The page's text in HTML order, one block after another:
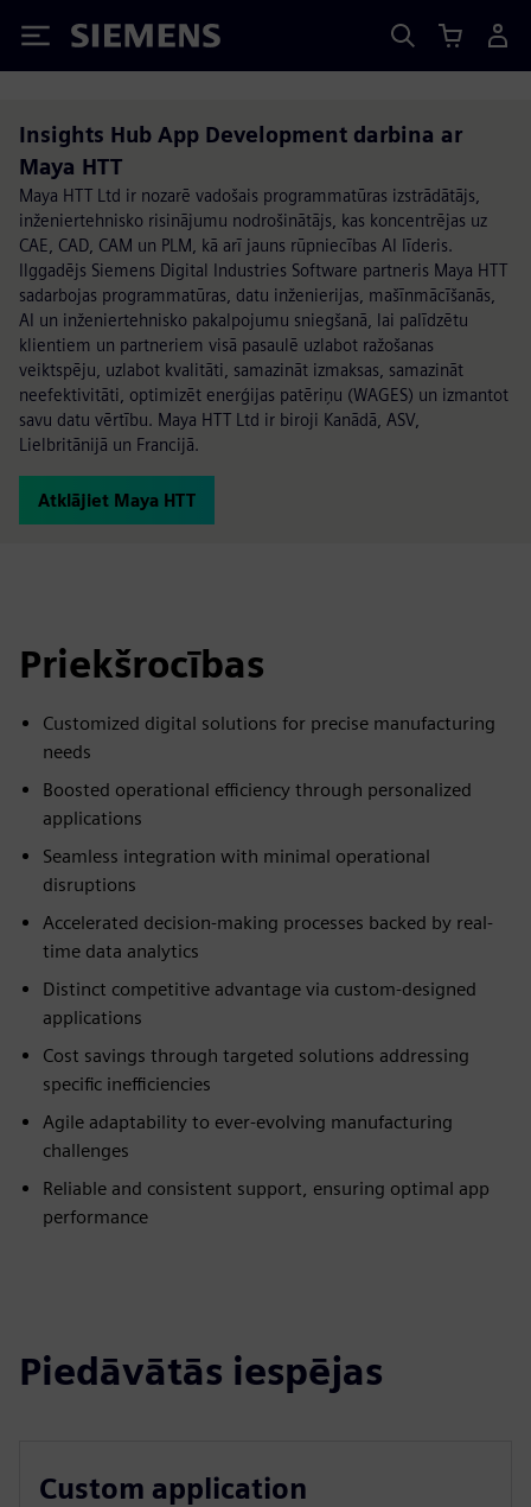
Siemens
Insights Hub App Development darbina ar
Maya HTT
Maya HTT Ltd ir nozarē vadošais programmatūras izstrādātājs,
inženiertehnisko risinājumu nodrošinātājs, kas koncentrējas uz
CAE, CAD, CAM un PLM, kā arī jauns rūpniecības AI līderis.
Ilggadējs Siemens Digital Industries Software partneris Maya HTT
sadarbojas programmatūras, datu inženierijas, mašīnmācīšanās,
AI un inženiertehnisko pakalpojumu sniegšanā, lai palīdzētu
klientiem un partneriem visā pasaulē uzlabot ražošanas
veiktspēju, uzlabot kvalitāti, samazināt izmaksas, samazināt
neefektivitāti, optimizēt enerģijas patēriņu (WAGES) un izmantot
savu datu vērtību. Maya HTT Ltd ir biroji Kanādā, ASV,
Lielbritānijā un Francijā.
Atklājiet Maya HTT
Priekšrocības
Customized digital solutions for precise manufacturing
needs
Boosted operational efficiency through personalized
applications
Seamless integration with minimal operational
disruptions
Accelerated decision-making processes backed by real-
time data analytics
Distinct competitive advantage via custom-designed
applications
Cost savings through targeted solutions addressing
specific inefficiencies
Agile adaptability to ever-evolving manufacturing
challenges
Reliable and consistent support, ensuring optimal app
performance
Piedāvātās iespējas
Custom application